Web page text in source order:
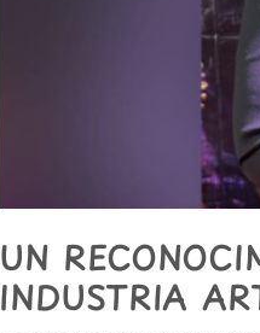
UN
INDUSTRIA